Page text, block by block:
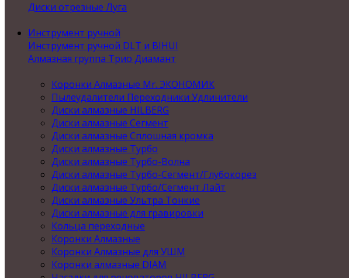
Диски отрезные Луга
Инструмент ручной
Инструмент ручной DLT и BIHUI
Алмазная группа Трио Диамант
Коронки Алмазные Mr. ЭКОНОМИК
Пылеудалители Переходники Удлинители
Диски алмазные HILBERG
Диски алмазные Сегмент
Диски алмазные Сплошная кромка
Диски алмазные Турбо
Диски алмазные Турбо-Волна
Диски алмазные Турбо-Сегмент/Глубокорез
Диски алмазные Турбо/Сегмент Лайт
Диски алмазные Ультра Тонкие
Диски алмазные для гравировки
Кольца переходные
Коронки Алмазные
Коронки Алмазные для УШМ
Коронки алмазные DIAM